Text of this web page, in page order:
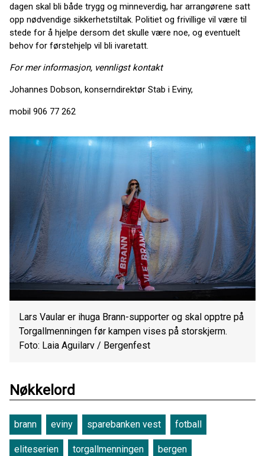
dagen skal bli både trygg og minneverdig, har arrangørene satt
opp nødvendige sikkerhetstiltak. Politiet og frivillige vil være til
stede for å hjelpe dersom det skulle være noe, og eventuelt
behov for førstehjelp vil bli ivaretatt.
For mer informasjon, vennligst kontakt
Johannes Dobson, konserndirektør Stab i Eviny,
mobil 906 77 262
Lars Vaular er ihuga Brann-supporter og skal opptre på
Torgallmenningen før kampen vises på storskjerm.
Foto: Laia Aguilarv / Bergenfest
Nøkkelord
brann eviny sparebanken vest fotball
eliteserien torgallmenningen bergen